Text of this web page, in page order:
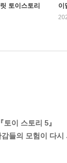
토이스토리 이
이 스토리 5』
들의 모험이 다시